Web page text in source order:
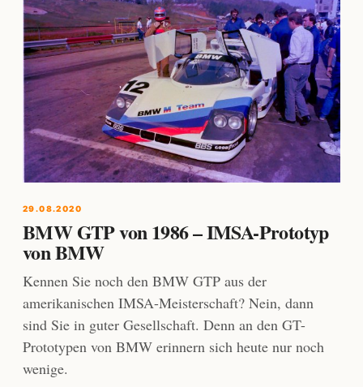
29.08.2020
BMW GTP von 1986 – IMSA-Prototyp
von BMW
Kennen Sie noch den BMW GTP aus der
amerikanischen IMSA-Meisterschaft? Nein, dann
sind Sie in guter Gesellschaft. Denn an den GT-
Prototypen von BMW erinnern sich heute nur noch
wenige.